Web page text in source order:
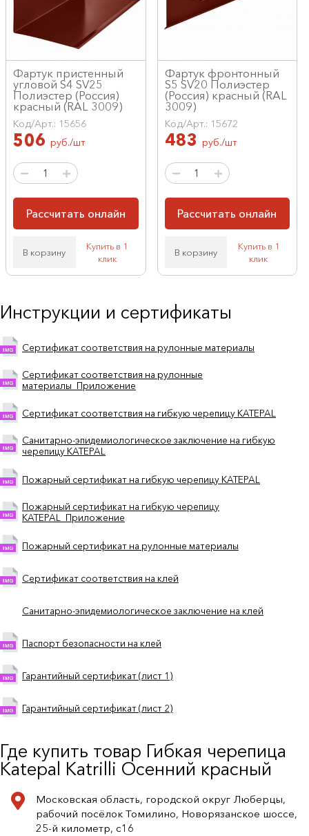
Фартук пристенный
угловой S4 SV25
Полиэстер (Россия)
красный (RAL 3009)
Код/Арт.: 15656
506 руб./шт
Рассчитать онлайн
В корзину
Купить в 1
клик
Фартук фронтонный
S5 SV20 Полиэстер
(Россия) красный (RAL
3009)
Код/Арт.: 15672
483 руб./шт
Рассчитать онлайн
В корзину
Купить в 1
клик
Инструкции и сертификаты
Сертификат соответствия на рулонные материалы
Сертификат соответствия на рулонные
материалы_Приложение
Сертификат соответствия на гибкую черепицу KATEPAL
Санитарно-эпидемиологическое заключение на гибкую
черепицу KATEPAL
Пожарный сертификат на гибкую черепицу KATEPAL
Пожарный сертификат на гибкую черепицу
KATEPAL_Приложение
Пожарный сертификат на рулонные материалы
Сертификат соответствия на клей
Санитарно-эпидемиологическое заключение на клей
Паспорт безопасности на клей
Гарантийный сертификат (лист 1)
Гарантийный сертификат (лист 2)
Где купить товар Гибкая черепица
Katepal Katrilli Осенний красный
Московская область, городской округ Люберцы,
рабочий посёлок Томилино, Новорязанское шоссе,
25-й километр, с16